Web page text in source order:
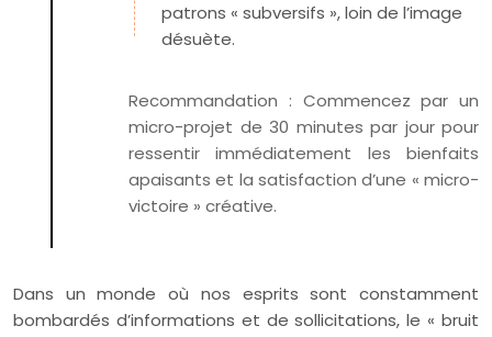
patrons « subversifs », loin de l’image
désuète.
Recommandation : Commencez par un
micro-projet de 30 minutes par jour pour
ressentir immédiatement les bienfaits
apaisants et la satisfaction d’une « micro-
victoire » créative.
Dans un monde où nos esprits sont constamment
bombardés d’informations et de sollicitations, le « bruit